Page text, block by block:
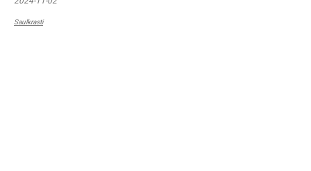
Saulkrasti